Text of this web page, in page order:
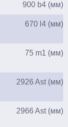
900 b4 (мм)
670 l4 (мм)
75 m1 (мм)
2926 Ast (мм)
2966 Ast (мм)